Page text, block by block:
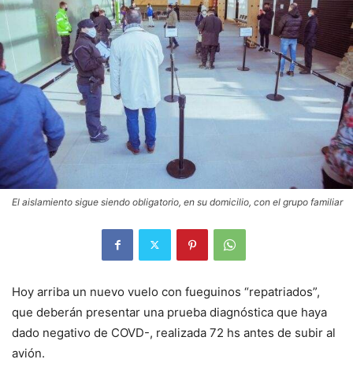
El aislamiento sigue siendo obligatorio, en su domicilio, con el grupo familiar
Hoy arriba un nuevo vuelo con fueguinos “repatriados”,
que deberán presentar una prueba diagnóstica que haya
dado negativo de COVD-, realizada 72 hs antes de subir al
avión.